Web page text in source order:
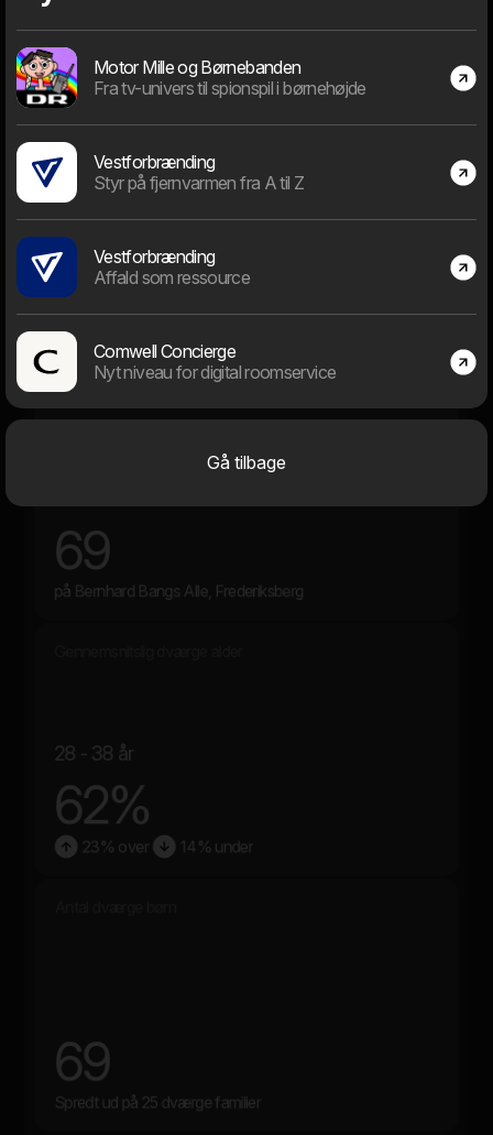
den vigtigste opgave at vælge det rigtige projekt.
Dage "in business"
9716
Dage siden 1. januar 2000
Medarbejdere
69
på Bernhard Bangs Alle, Frederiksberg
28 - 38 år
62%
23% over 14% under
69
Spredt ud på 25 dværge familier
Motor Mille og Børnebanden
Fra tv-univers til spionspil i børnehøjde
Vestforbrænding
Styr på fjernvarmen fra A til Z
Vestforbrænding
Affald som ressource
Comwell Concierge
Nyt niveau for digital roomservice
Gå tilbage